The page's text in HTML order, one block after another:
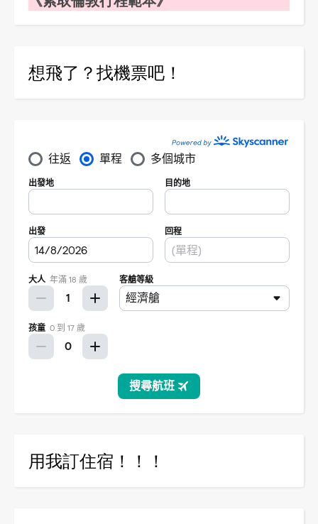
想飛了？找機票吧！
用我訂住宿！！！